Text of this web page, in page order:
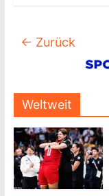
← Zurück
Weltweit